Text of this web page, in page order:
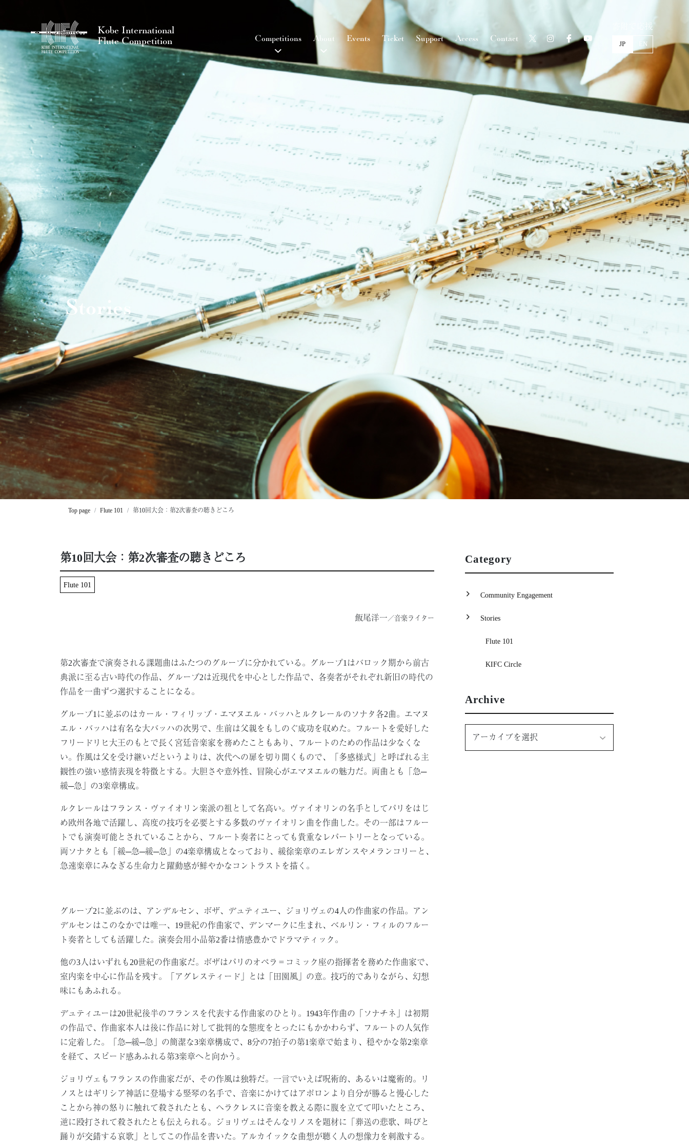
Kobe International
Flute Competition
Competitions About Events Ticket Support Access Contact
寄附で応援
JP EN
Stories
Top page Flute 101 第10回大会：第2次審査の聴きどころ
第10回大会：第2次審査の聴きどころ
Flute 101
飯尾洋一 ／音楽ライター
第2次審査で演奏される課題曲はふたつのグループに分かれている。グループ1はバロック期から前古
典派に至る古い時代の作品、グループ2は近現代を中心とした作品で、各奏者がそれぞれ新旧の時代の
作品を一曲ずつ選択することになる。
グループ1に並ぶのはカール・フィリップ・エマヌエル・バッハとルクレールのソナタ各2曲。エマヌ
エル・バッハは有名な大バッハの次男で、生前は父親をもしのぐ成功を収めた。フルートを愛好した
フリードリヒ大王のもとで長く宮廷音楽家を務めたこともあり、フルートのための作品は少なくな
い。作風は父を受け継いだというよりは、次代への扉を切り開くもので、「多感様式」と呼ばれる主
観性の強い感情表現を特徴とする。大胆さや意外性、冒険心がエマヌエルの魅力だ。両曲とも「急─
緩─急」の3楽章構成。
ルクレールはフランス・ヴァイオリン楽派の祖として名高い。ヴァイオリンの名手としてパリをはじ
め欧州各地で活躍し、高度の技巧を必要とする多数のヴァイオリン曲を作曲した。その一部はフルー
トでも演奏可能とされていることから、フルート奏者にとっても貴重なレパートリーとなっている。
両ソナタとも「緩─急─緩─急」の4楽章構成となっており、緩徐楽章のエレガンスやメランコリーと、
急速楽章にみなぎる生命力と躍動感が鮮やかなコントラストを描く。
グループ2に並ぶのは、アンデルセン、ボザ、デュティユー、ジョリヴェの4人の作曲家の作品。アン
デルセンはこのなかでは唯一、19世紀の作曲家で、デンマークに生まれ、ベルリン・フィルのフルー
ト奏者としても活躍した。演奏会用小品第2番は情感豊かでドラマティック。
他の3人はいずれも20世紀の作曲家だ。ボザはパリのオペラ＝コミック座の指揮者を務めた作曲家で、
室内楽を中心に作品を残す。「アグレスティード」とは「田園風」の意。技巧的でありながら、幻想
味にもあふれる。
デュティユーは20世紀後半のフランスを代表する作曲家のひとり。1943年作曲の「ソナチネ」は初期
の作品で、作曲家本人は後に作品に対して批判的な態度をとったにもかかわらず、フルートの人気作
に定着した。「急─緩─急」の簡潔な3楽章構成で、8分の7拍子の第1楽章で始まり、穏やかな第2楽章
を経て、スピード感あふれる第3楽章へと向かう。
ジョリヴェもフランスの作曲家だが、その作風は独特だ。一言でいえば呪術的、あるいは魔術的。リ
ノスとはギリシア神話に登場する竪琴の名手で、音楽にかけてはアポロンより自分が勝ると慢心した
ことから神の怒りに触れて殺されたとも、ヘラクレスに音楽を教える際に腹を立てて叩いたところ、
逆に殴打されて殺されたとも伝えられる。ジョリヴェはそんなリノスを題材に「葬送の悲歌、叫びと
踊りが交錯する哀歌」としてこの作品を書いた。アルカイックな曲想が聴く人の想像力を刺激する。
Category
Community Engagement
Stories
Flute 101
KIFC Circle
Archive